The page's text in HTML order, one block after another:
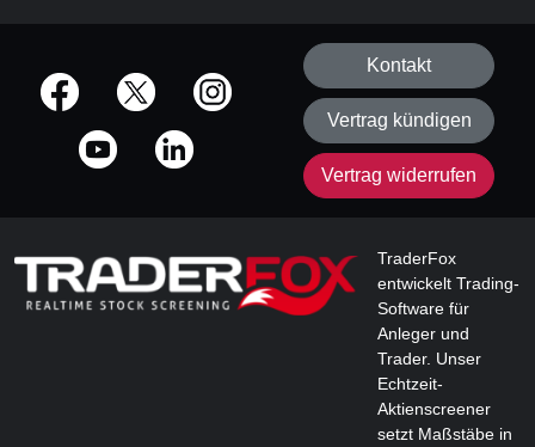
offizielle Social Media-Accounts
Kontakt
Vertrag kündigen
Vertrag widerrufen
TraderFox
entwickelt Trading-
Software für
Anleger und
Trader. Unser
Echtzeit-
Aktienscreener
setzt Maßstäbe in